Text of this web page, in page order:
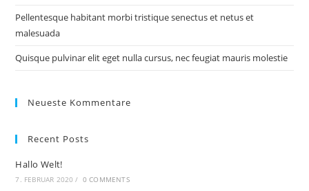
Pellentesque habitant morbi tristique senectus et netus et
malesuada
Quisque pulvinar elit eget nulla cursus, nec feugiat mauris molestie
Neueste Kommentare
Recent Posts
Hallo Welt!
7. FEBRUAR 2020 / 0 COMMENTS